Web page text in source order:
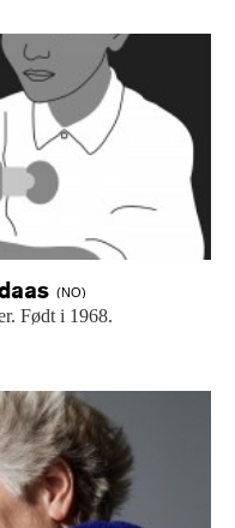
(NO)
Født i 1968.